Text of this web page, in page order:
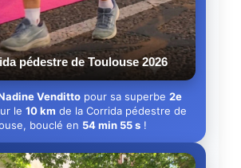
pédestre de Toulouse 2026
Vendittopour sa superbe 2e
le 10 km de la Corrida pédestre de
bouclé en 54 min 55 s !